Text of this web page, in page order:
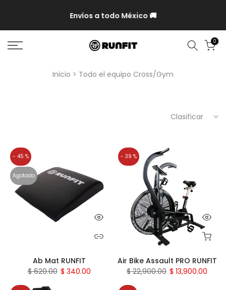
Envíos a todo México 🚚
0
Inicio Todo el equipo Cross/Gym
Clasificar
- 45 %
Agotado
Ab Mat RUNFIT
$ 620.00 $ 340.00
- 39 %
Air Bike Assault PRO RUNFIT
$ 22,900.00 $ 13,900.00